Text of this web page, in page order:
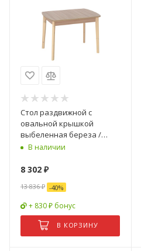
Стол раздвижной с
овальной крышкой
выбеленная береза /
шимо светлый
В наличии
8 302 ₽
13 836₽ -40%
+ 830 ₽ бонус
В КОРЗИНУ